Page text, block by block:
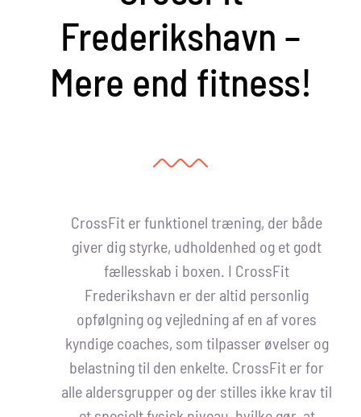
Frederikshavn –
Mere end fitness!
CrossFit er funktionel træning, der både
giver dig styrke, udholdenhed og et godt
fællesskab i boxen. I CrossFit
Frederikshavn er der altid personlig
opfølgning og vejledning af en af vores
kyndige coaches, som tilpasser øvelser og
belastning til den enkelte. CrossFit er for
alle aldersgrupper og der stilles ikke krav til